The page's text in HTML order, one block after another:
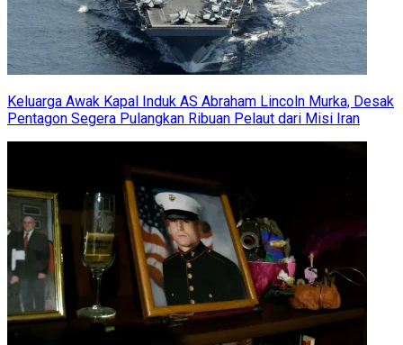
Keluarga Awak Kapal Induk AS Abraham Lincoln Murka, Desak
Pentagon Segera Pulangkan Ribuan Pelaut dari Misi Iran